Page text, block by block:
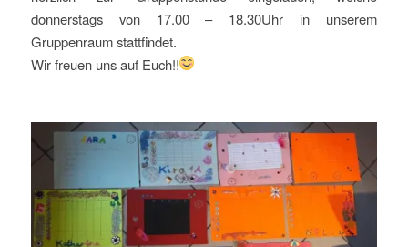
donnerstags von 17.00 – 18.30Uhr in unserem
Gruppenraum stattfindet.
Wir freuen uns auf Euch!!